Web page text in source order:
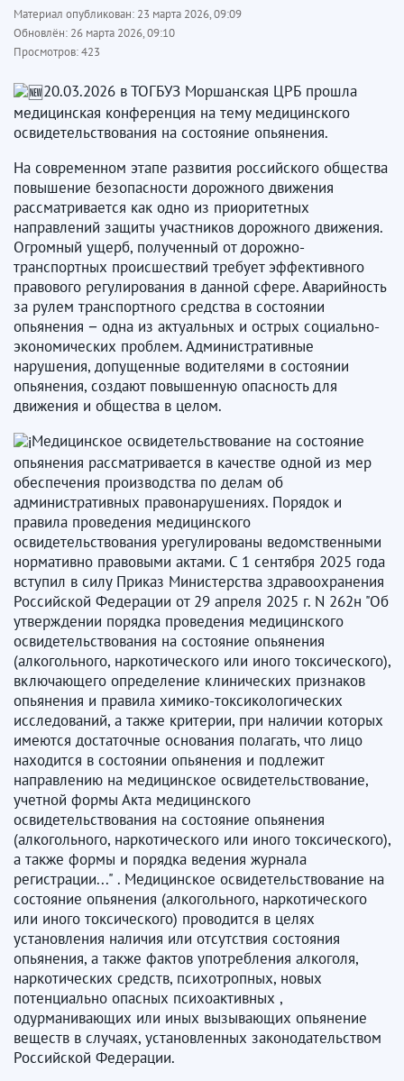
Материал опубликован: 23 марта 2026, 09:09
Обновлён: 26 марта 2026, 09:10
Просмотров:423
20.03.2026 в ТОГБУЗ Моршанская ЦРБ прошла
медицинская конференция на тему медицинского
освидетельствования на состояние опьянения.
На современном этапе развития российского общества
повышение безопасности дорожного движения
рассматривается как одно из приоритетных
направлений защиты участников дорожного движения.
Огромный ущерб, полученный от дорожно-
транспортных происшествий требует эффективного
правового регулирования в данной сфере. Аварийность
за рулем транспортного средства в состоянии
опьянения − одна из актуальных и острых социально-
экономических проблем. Административные
нарушения, допущенные водителями в состоянии
опьянения, создают повышенную опасность для
движения и общества в целом.
Медицинское освидетельствование на состояние
опьянения рассматривается в качестве одной из мер
обеспечения производства по делам об
административных правонарушениях. Порядок и
правила проведения медицинского
освидетельствования урегулированы ведомственными
нормативно правовыми актами. С 1 сентября 2025 года
вступил в силу Приказ Министерства здравоохранения
Российской Федерации от 29 апреля 2025 г. N 262н "Об
утверждении порядка проведения медицинского
освидетельствования на состояние опьянения
(алкогольного, наркотического или иного токсического),
включающего определение клинических признаков
опьянения и правила химико-токсикологических
исследований, а также критерии, при наличии которых
имеются достаточные основания полагать, что лицо
находится в состоянии опьянения и подлежит
направлению на медицинское освидетельствование,
учетной формы Акта медицинского
освидетельствования на состояние опьянения
(алкогольного, наркотического или иного токсического),
а также формы и порядка ведения журнала
регистрации..." . Медицинское освидетельствование на
состояние опьянения (алкогольного, наркотического
или иного токсического) проводится в целях
установления наличия или отсутствия состояния
опьянения, а также фактов употребления алкоголя,
наркотических средств, психотропных, новых
потенциально опасных психоактивных ,
одурманивающих или иных вызывающих опьянение
веществ в случаях, установленных законодательством
Российской Федерации.